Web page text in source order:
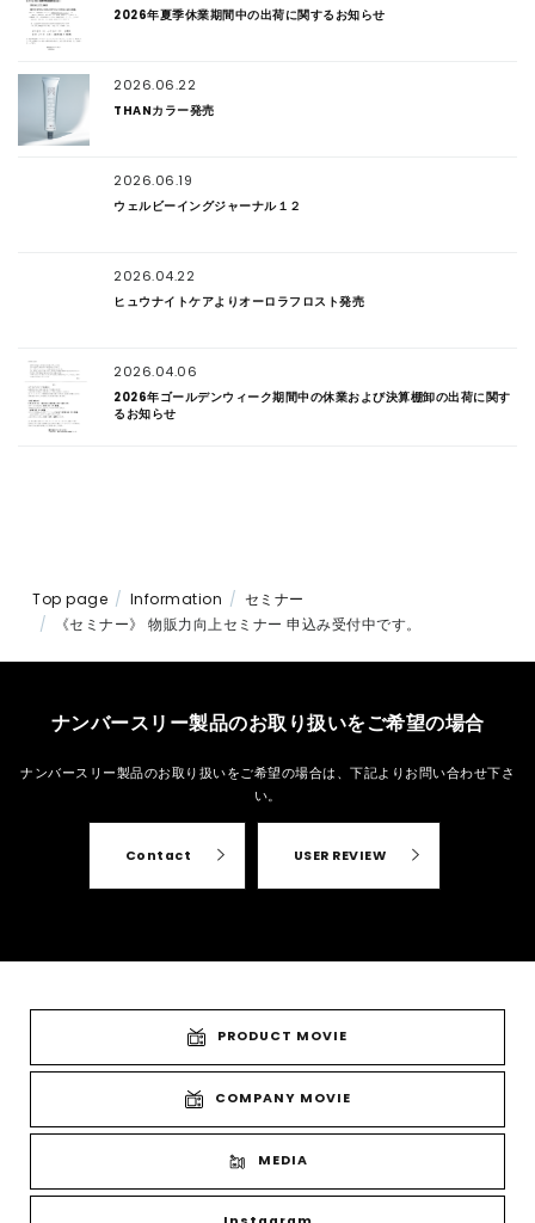
2026年夏季休業期間中の出荷に関するお知らせ
2026.06.22
THANカラー発売
2026.06.19
ウェルビーイングジャーナル１２
2026.04.22
ヒュウナイトケアよりオーロラフロスト発売
2026.04.06
2026年ゴールデンウィーク期間中の休業および決算棚卸の出荷に関す
るお知らせ
Top page Information
セミナー
《セミナー》 物販力向上セミナー 申込み受付中です。
ナンバースリー製品のお取り扱いをご希望の場合
ナンバースリー製品のお取り扱いをご希望の場合は、 下記よりお問い合わせ下さ
い。
Contact USER REVIEW
PRODUCT MOVIE
COMPANY MOVIE
MEDIA